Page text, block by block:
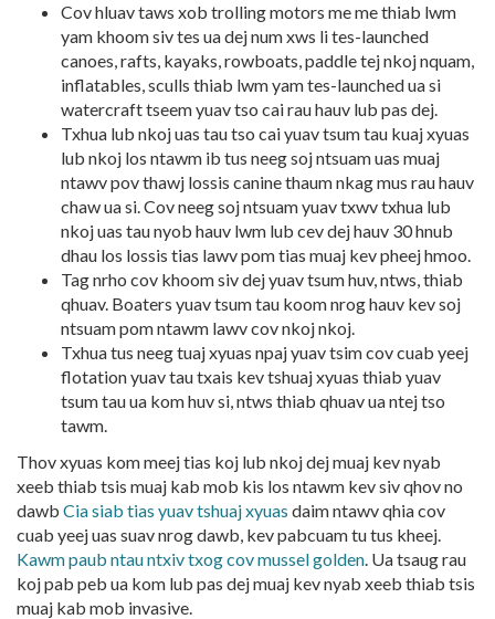
Cov hluav taws xob trolling motors me me thiab lwm
yam khoom siv tes ua dej num xws li tes-launched
canoes, rafts, kayaks, rowboats, paddle tej nkoj nquam,
inflatables, sculls thiab lwm yam tes-launched ua si
watercraft tseem yuav tso cai rau hauv lub pas dej.
Txhua lub nkoj uas tau tso cai yuav tsum tau kuaj xyuas
lub nkoj los ntawm ib tus neeg soj ntsuam uas muaj
ntawv pov thawj lossis canine thaum nkag mus rau hauv
chaw ua si. Cov neeg soj ntsuam yuav txwv txhua lub
nkoj uas tau nyob hauv lwm lub cev dej hauv 30 hnub
dhau los lossis tias lawv pom tias muaj kev pheej hmoo.
Tag nrho cov khoom siv dej yuav tsum huv, ntws, thiab
qhuav. Boaters yuav tsum tau koom nrog hauv kev soj
ntsuam pom ntawm lawv cov nkoj nkoj.
Txhua tus neeg tuaj xyuas npaj yuav tsim cov cuab yeej
flotation yuav tau txais kev tshuaj xyuas thiab yuav
tsum tau ua kom huv si, ntws thiab qhuav ua ntej tso
tawm.
Thov xyuas kom meej tias koj lub nkoj dej muaj kev nyab
xeeb thiab tsis muaj kab mob kis los ntawm kev siv qhov no
dawb Cia siab tias yuav tshuaj xyuas daim ntawv qhia cov
cuab yeej uas suav nrog dawb, kev pabcuam tu tus kheej.
Kawm paub ntau ntxiv txog cov mussel golden. Ua tsaug rau
koj pab peb ua kom lub pas dej muaj kev nyab xeeb thiab tsis
muaj kab mob invasive.